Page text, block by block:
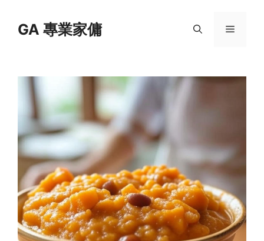
contentGA 專業家傭 Menu